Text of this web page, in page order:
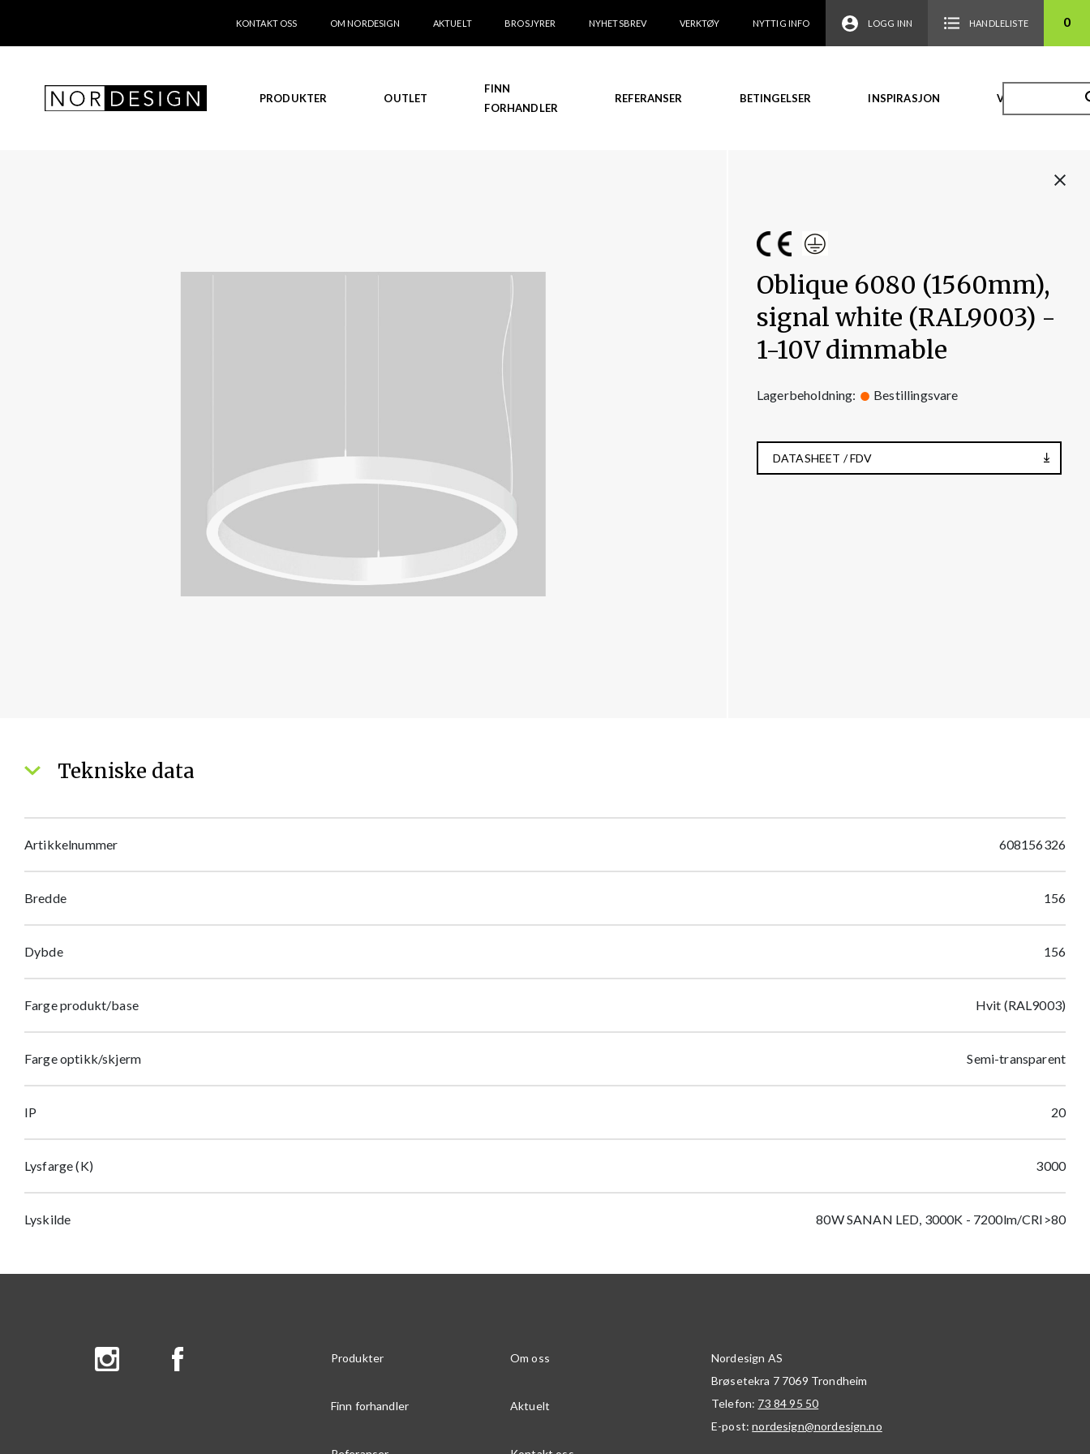
KONTAKT OSS OM NORDESIGN AKTUELT BROSJYRER NYHETSBREV VERKTØY NYTTIG INFO LOGG INN HANDLELISTE 0
PRODUKTER OUTLET
FINN
FORHANDLER
REFERANSER BETINGELSER INSPIRASJON VIDEO
Oblique 6080 (1560mm),
signal white (RAL9003) -
1-10V dimmable
Lagerbeholdning: Bestillingsvare
DATASHEET / FDV
Tekniske data
Artikkelnummer 608156326
Bredde 156
Dybde 156
Farge produkt/base Hvit (RAL9003)
Farge optikk/skjerm Semi-transparent
IP 20
Lysfarge (K) 3000
Lyskilde 80W SANAN LED, 3000K - 7200lm/CRI>80
Produkter Om oss
Finn forhandler Aktuelt
Nordesign AS
Brøsetekra 7 7069 Trondheim
Telefon: 73 84 95 50
E-post:nordesign@nordesign.no